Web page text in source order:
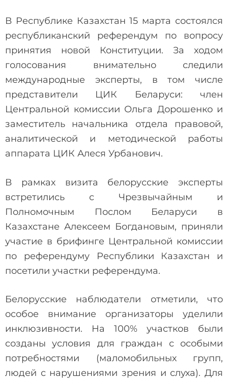
В Республике Казахстан 15 марта состоялся
республиканский референдум по вопросу
принятия новой Конституции. За ходом
голосования внимательно следили
международные эксперты, в том числе
представители ЦИК Беларуси: член
Центральной комиссии Ольга Дорошенко и
заместитель начальника отдела правовой,
аналитической и методической работы
аппарата ЦИК Алеся Урбанович.
В рамках визита белорусские эксперты
встретились с Чрезвычайным и
Полномочным Послом Беларуси в
Казахстане Алексеем Богдановым, приняли
участие в брифинге Центральной комиссии
по референдуму Республики Казахстан и
посетили участки референдума.
Белорусские наблюдатели отметили, что
особое внимание организаторы уделили
инклюзивности. На 100% участков были
созданы условия для граждан с особыми
потребностями (маломобильных групп,
людей с нарушениями зрения и слуха). Для